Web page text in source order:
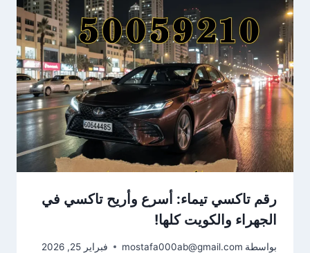
رقم تاكسي تيماء: أسرع وأريح تاكسي في
الجهراء والكويت كلها!
بواسطة mostafa000ab@gmail.com فبراير 25, 2026